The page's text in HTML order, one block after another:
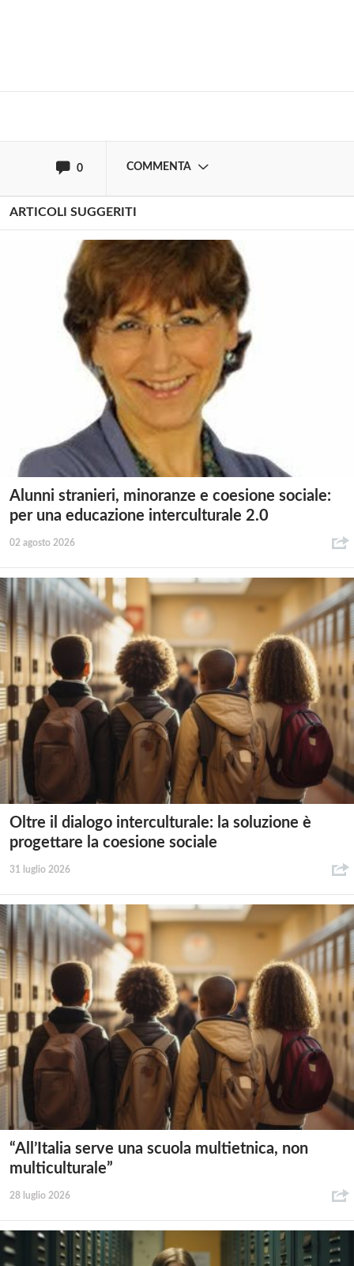
0 COMMENTA
ARTICOLI SUGGERITI
Alunni stranieri, minoranze e coesione sociale:
per una educazione interculturale 2.0
02 agosto 2026
Oltre il dialogo interculturale: la soluzione è
progettare la coesione sociale
31 luglio 2026
“All’Italia serve una scuola multietnica, non
multiculturale”
28 luglio 2026